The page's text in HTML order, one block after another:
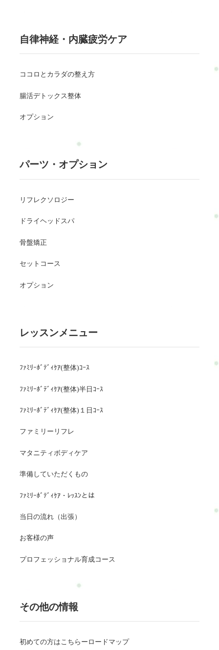
自律神経・内臓疲労ケア
ココロとカラダの整え方
腸活デトックス整体
オプション
パーツ・オプション
リフレクソロジー
ドライヘッドスパ
骨盤矯正
セットコース
オプション
レッスンメニュー
ﾌｧﾐﾘｰﾎﾞﾃﾞｨｹｱ(整体)ｺｰｽ
ﾌｧﾐﾘｰﾎﾞﾃﾞｨｹｱ(整体)半日ｺｰｽ
ﾌｧﾐﾘｰﾎﾞﾃﾞｨｹｱ(整体)１日ｺｰｽ
ファミリーリフレ
マタニティボディケア
準備していただくもの
ﾌｧﾐﾘｰﾎﾞﾃﾞｨｹｱ・ﾚｯｽﾝとは
当日の流れ（出張）
お客様の声
プロフェッショナル育成コース
その他の情報
初めての方はこちらーロードマップ